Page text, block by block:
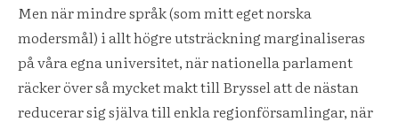
Men när mindre språk (som mitt eget norska
modersmål) i allt högre utsträckning marginaliseras
på våra egna universitet, när nationella parlament
räcker över så mycket makt till Bryssel att de nästan
reducerar sig själva till enkla regionförsamlingar, när